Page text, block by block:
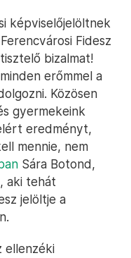
képviselőjelöltnek
Fidesz
bizalmat!
erőmmel a
Közösen
gyermekeink
eredményt,
mennie, nem
Sára Botond,
aki tehát
jelöltje a
ellenzéki